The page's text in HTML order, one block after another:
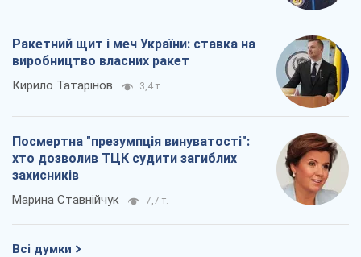
Ракетний щит і меч України: ставка на
виробництво власних ракет
Кирило Татарінов 3,4 т.
Посмертна "презумпція винуватості":
хто дозволив ТЦК судити загиблих
захисників
Марина Ставнійчук 7,7 т.
Всі думки